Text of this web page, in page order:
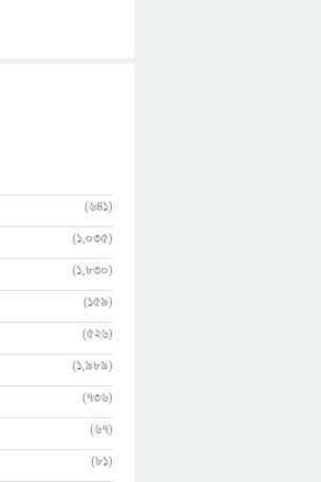
(641)
(1,035)
(1,830)
(159)
(526)
(1,989)
(736)
(67)
(81)